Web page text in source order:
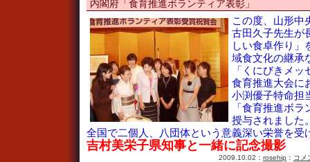
内閣府「食育推進ボランティア表彰」
この度、山形中
古田久子先生が
しい食卓作り」
域食文化の継承
「くにびきメ
食育推進大会に
小渕優子特命担
「食育推進ボ
授与されました
全国で二個人、八団体という意義深い栄誉を受
吉村美栄子県知事と一緒に記念撮影
2009.10.02： rosehip ： コメ